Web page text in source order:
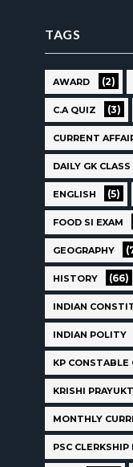
TAGS
AWARD (2)
C.A QUIZ (3)
CURRENT
DAILY GK CLASS
ENGLISH (5)
FOOD SI EXAM
GEOGRAPHY
HISTORY (66)
INDIAN
INDIAN POLITY
KP CONSTABLE
KRISHI
MONTHLY
PSC